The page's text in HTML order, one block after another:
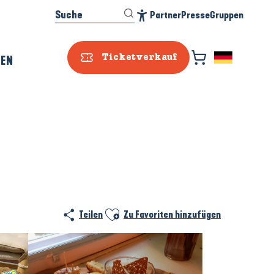
Ticketverkauf
Suche PartnerPresseGruppen
Teilen Ajouter aux favoris
Zu Favoriten hinzufügen